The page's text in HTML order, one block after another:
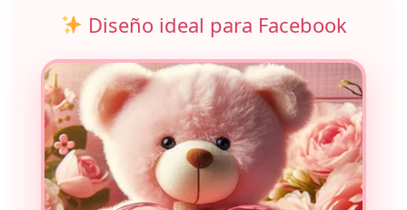
Diseño ideal para Facebook